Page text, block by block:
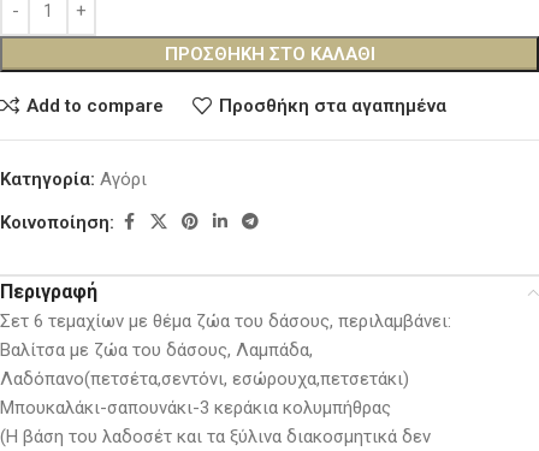
ΠΡΟΣΘΉΚΗ ΣΤΟ ΚΑΛΆΘΙ
Add to compare Προσθήκη στα αγαπημένα
Κατηγορία: Αγόρι
Κοινοποίηση:
Περιγραφή
Σετ 6 τεμαχίων με θέμα ζώα του δάσους, περιλαμβάνει:
Βαλίτσα με ζώα του δάσους, Λαμπάδα,
Λαδόπανο(πετσέτα,σεντόνι, εσώρουχα,πετσετάκι)
Μπουκαλάκι-σαπουνάκι-3 κεράκια κολυμπήθρας
(Η βάση του λαδοσέτ και τα ξύλινα διακοσμητικά δεν